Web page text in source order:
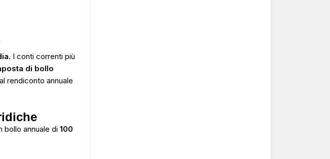
I conti correnti più
di bollo
rendiconto annuale
bollo annuale di 100